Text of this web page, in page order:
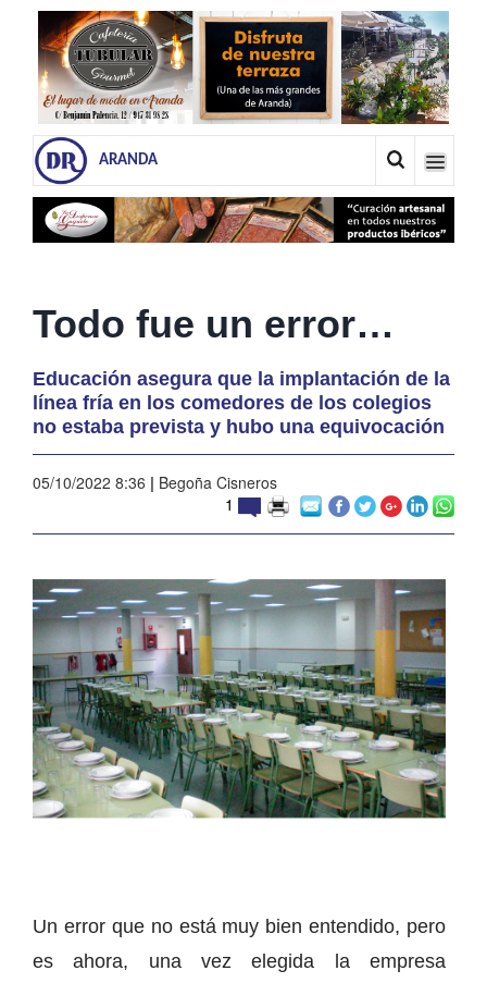
ARANDA
Todo fue un error…
Educación asegura que la implantación de la
línea fría en los comedores de los colegios
no estaba prevista y hubo una equivocación
05/10/2022 8:36 | Begoña Cisneros
1
Un error que no está muy bien entendido, pero
es ahora, una vez elegida la empresa